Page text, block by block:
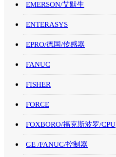
EMERSON/艾默生
ENTERASYS
EPRO/德国/传感器
FANUC
FISHER
FORCE
FOXBORO/福克斯波罗/CPU
GE /FANUC/控制器